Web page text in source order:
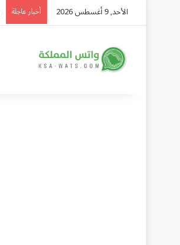
الأحد, 9 أغسطس 2026 أخبار عاجلة